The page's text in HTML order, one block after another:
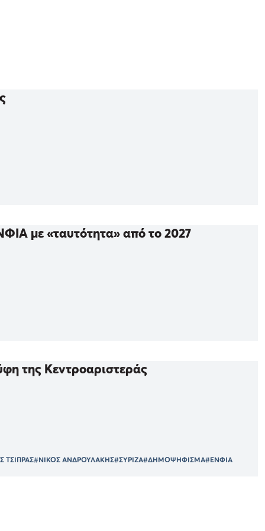
με «ταυτότητα» από το 2027
της Κεντροαριστεράς
ΤΣΙΠΡΑΣ#ΝΙΚΟΣ ΑΝΔΡΟΥΛΑΚΗΣ#ΣΥΡΙΖΑ#ΔΗΜΟΨΗΦΙΣΜΑ#ΕΝΦΙΑ